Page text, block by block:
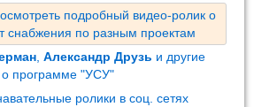
подробный видео-ролик о
снабжения по разным проектам
,Александр Друзь и другие
о программе "УСУ"
ролики в соц. сетях